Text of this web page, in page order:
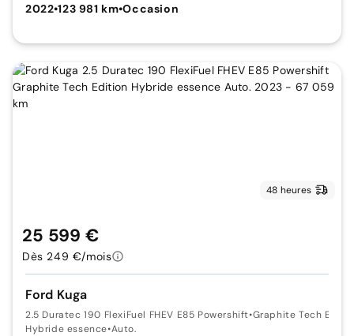
2022•123 981 km•Occasion
48 heures
Ford Kuga
2.5 Duratec 190 FlexiFuel FHEV E85 Powershift•Graphite Tech
Hybride essence•Auto.
25 599 €
Dès 249 €/mois